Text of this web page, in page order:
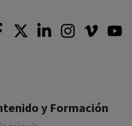
y Formación